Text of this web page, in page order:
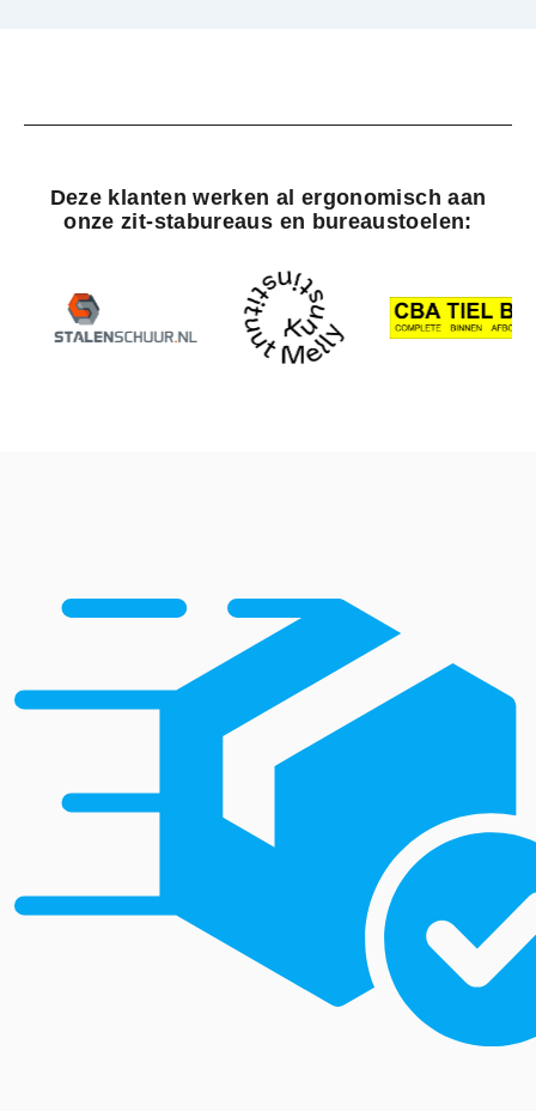
Deze klanten werken al ergonomisch aan
onze zit-stabureaus en bureaustoelen: